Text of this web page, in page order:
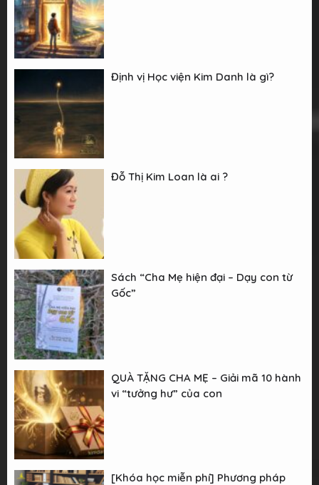
Định vị Học viện Kim Danh là gì?
Đỗ Thị Kim Loan là ai ?
Sách “Cha Mẹ hiện đại – Dạy con từ
Gốc”
QUÀ TẶNG CHA MẸ – Giải mã 10 hành
vi “tưởng hư” của con
[Khóa học miễn phí] Phương pháp